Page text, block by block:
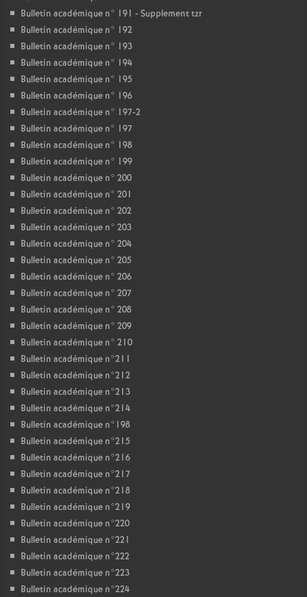
Bulletin académique n° 191 - Supplement tzr
Bulletin académique n° 192
Bulletin académique n° 193
Bulletin académique n° 194
Bulletin académique n° 195
Bulletin académique n° 196
Bulletin académique n° 197-2
Bulletin académique n° 197
Bulletin académique n° 198
Bulletin académique n° 199
Bulletin académique n° 200
Bulletin académique n° 201
Bulletin académique n° 202
Bulletin académique n° 203
Bulletin académique n° 204
Bulletin académique n° 205
Bulletin académique n° 206
Bulletin académique n° 207
Bulletin académique n° 208
Bulletin académique n° 209
Bulletin académique n° 210
Bulletin académique n°211
Bulletin académique n°212
Bulletin académique n°213
Bulletin académique n°214
Bulletin académique n°198
Bulletin académique n°215
Bulletin académique n°216
Bulletin académique n°217
Bulletin académique n°218
Bulletin académique n°219
Bulletin académique n°220
Bulletin académique n°221
Bulletin académique n°222
Bulletin académique n°223
Bulletin académique n°224